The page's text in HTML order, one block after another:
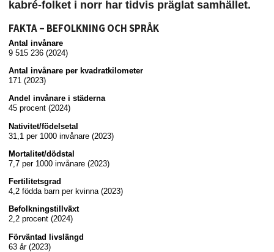
kabré-folket i norr har tidvis präglat samhället.
FAKTA – BEFOLKNING OCH SPRÅK
Antal invånare
9 515 236 (2024)
Antal invånare per kvadratkilometer
171 (2023)
Andel invånare i städerna
45 procent (2024)
Nativitet/födelsetal
31,1 per 1000 invånare (2023)
Mortalitet/dödstal
7,7 per 1000 invånare (2023)
Fertilitetsgrad
4,2 födda barn per kvinna (2023)
Befolkningstillväxt
2,2 procent (2024)
Förväntad livslängd
63 år (2023)